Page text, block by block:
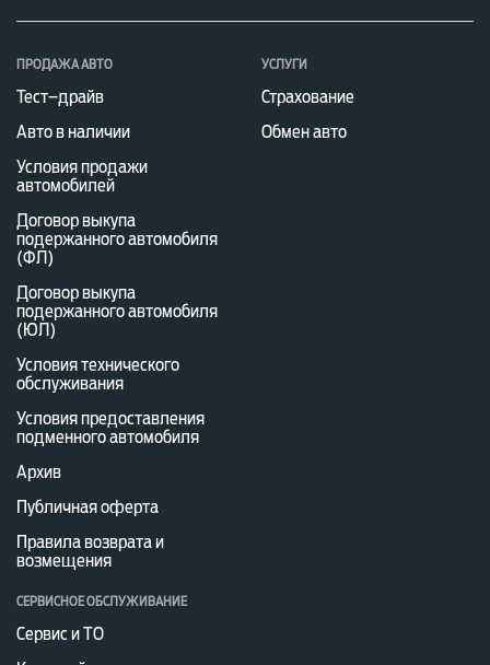
ПРОДАЖА АВТО
Тест–драйв
Авто в наличии
Условия продажи
автомобилей
Договор выкупа
подержанного автомобиля
(ФЛ)
Договор выкупа
подержанного автомобиля
(ЮЛ)
Условия технического
обслуживания
Условия предоставления
подменного автомобиля
Архив
Публичная оферта
Правила возврата и
возмещения
УСЛУГИ
Страхование
Обмен авто
СЕРВИСНОЕ ОБСЛУЖИВАНИЕ
Сервис и ТО